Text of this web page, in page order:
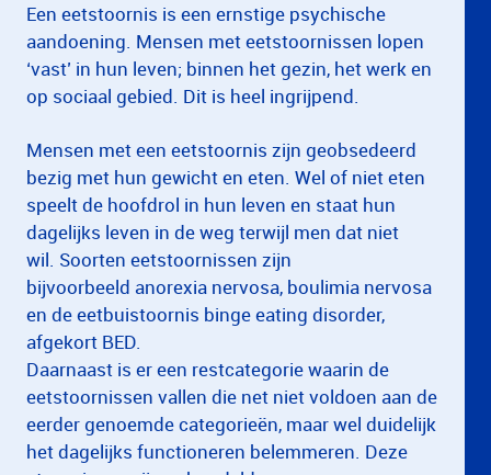
Een eetstoornis is een ernstige psychische
aandoening. Mensen met eetstoornissen lopen
‘vast’ in hun leven; binnen het gezin, het werk en
op sociaal gebied. Dit is heel ingrijpend.
Mensen met een eetstoornis zijn geobsedeerd
bezig met hun gewicht en eten. Wel of niet eten
speelt de hoofdrol in hun leven en staat hun
dagelijks leven in de weg terwijl men dat niet
wil. Soorten eetstoornissen zijn
bijvoorbeeld anorexia nervosa, boulimia nervosa
en de eetbuistoornis binge eating disorder,
afgekort BED.
Daarnaast is er een restcategorie waarin de
eetstoornissen vallen die net niet voldoen aan de
eerder genoemde categorieën, maar wel duidelijk
het dagelijks functioneren belemmeren. Deze